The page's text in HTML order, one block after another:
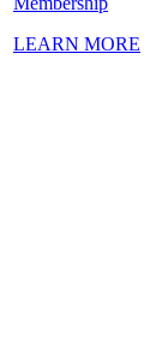
LEARN MORE